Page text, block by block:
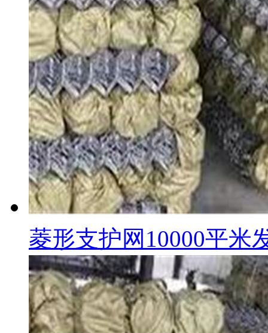
菱形支护网10000平米